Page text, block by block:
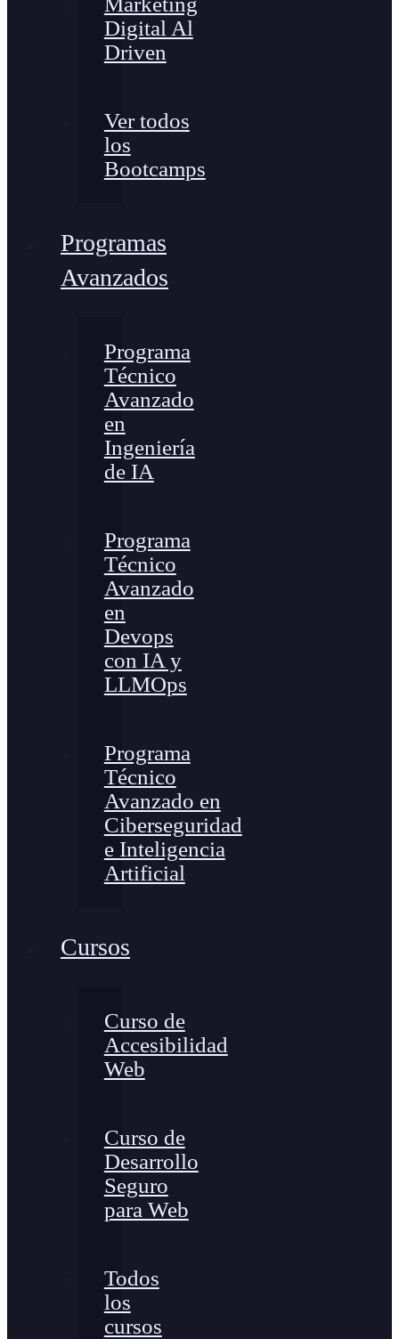
Digital Al
Driven
Ver todos
los
Bootcamps
Programas
Avanzados
Programa
Técnico
Avanzado
en
Ingeniería
de IA
Programa
Técnico
Avanzado
en
Devops
con IA y
LLMOps
Programa
Técnico
Avanzado en
Ciberseguridad
e Inteligencia
Artificial
Cursos
Curso de
Accesibilidad
Web
Curso de
Desarrollo
Seguro
para Web
Todos
los
cursos